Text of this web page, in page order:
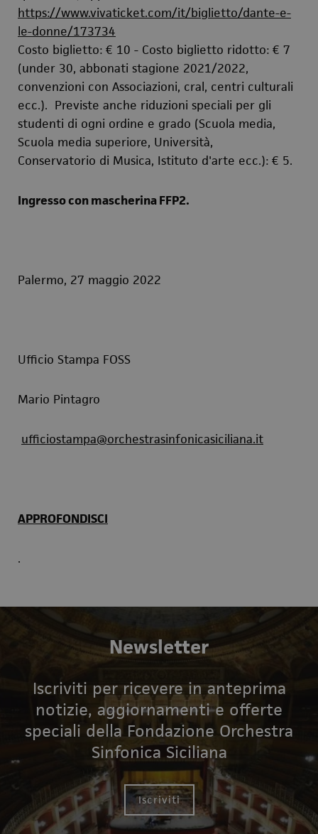
https://www.vivaticket.com/it/biglietto/dante-e-
le-donne/173734
Costo biglietto: € 10 - Costo biglietto ridotto: € 7
(under 30, abbonati stagione 2021/2022,
convenzioni con Associazioni, cral, centri culturali
ecc.). Previste anche riduzioni speciali per gli
studenti di ogni ordine e grado (Scuola media,
Scuola media superiore, Università,
Conservatorio di Musica, Istituto d'arte ecc.): € 5.
Ingresso con mascherina FFP2.
Palermo, 27 maggio 2022
Ufficio Stampa FOSS
Mario Pintagro
ufficiostampa@orchestrasinfonicasiciliana.it
APPROFONDISCI
.
Newsletter
Iscriviti per ricevere in anteprima
notizie, aggiornamenti e offerte
speciali della Fondazione Orchestra
Sinfonica Siciliana
Iscriviti